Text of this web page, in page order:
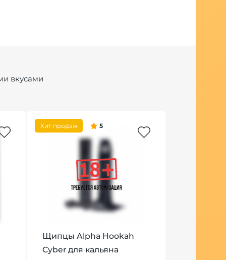
вкусами
Хит продаж 5
Щипцы Alpha Hookah
Cyber для кальяна